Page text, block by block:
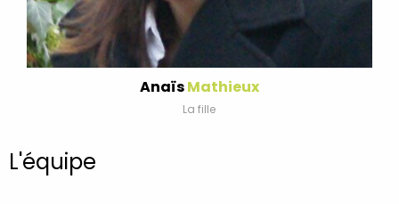
AnaïsMathieux
La fille
L'équipe